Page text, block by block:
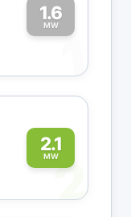
1.6
MW
1
2.1
MW
2